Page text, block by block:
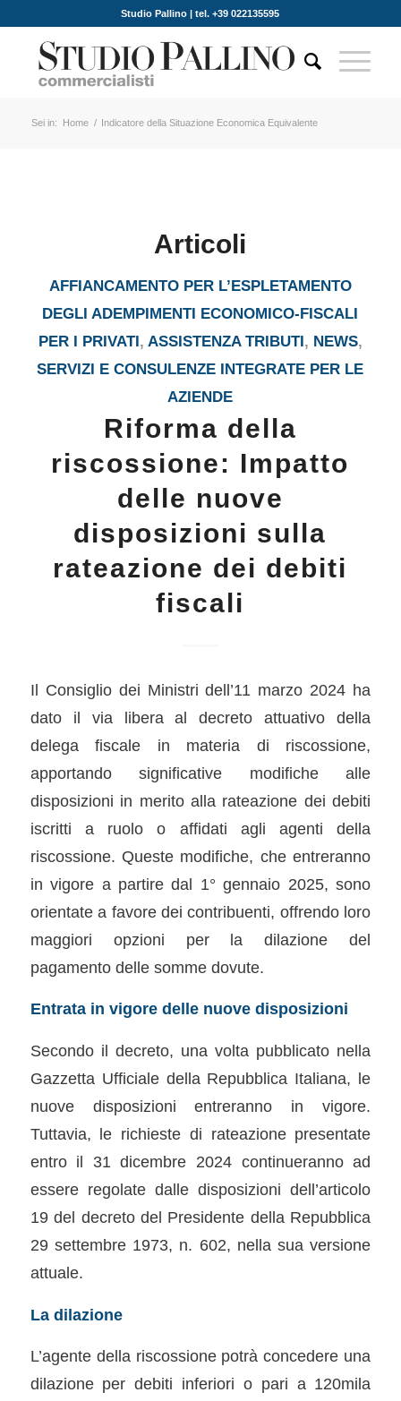
Studio Pallino | tel. +39 022135595
Sei in: Home / Indicatore della Situazione Economica Equivalente
Articoli
AFFIANCAMENTO PER L’ESPLETAMENTO
DEGLI ADEMPIMENTI ECONOMICO-FISCALI
PER I PRIVATI, ASSISTENZA TRIBUTI, NEWS,
SERVIZI E CONSULENZE INTEGRATE PER LE
AZIENDE
Riforma della
riscossione: Impatto
delle nuove
disposizioni sulla
rateazione dei debiti
fiscali
Il Consiglio dei Ministri dell’11 marzo 2024 ha
dato il via libera al decreto attuativo della
delega fiscale in materia di riscossione,
apportando significative modifiche alle
disposizioni in merito alla rateazione dei debiti
iscritti a ruolo o affidati agli agenti della
riscossione. Queste modifiche, che entreranno
in vigore a partire dal 1° gennaio 2025, sono
orientate a favore dei contribuenti, offrendo loro
maggiori opzioni per la dilazione del
pagamento delle somme dovute.
Entrata in vigore delle nuove disposizioni
Secondo il decreto, una volta pubblicato nella
Gazzetta Ufficiale della Repubblica Italiana, le
nuove disposizioni entreranno in vigore.
Tuttavia, le richieste di rateazione presentate
entro il 31 dicembre 2024 continueranno ad
essere regolate dalle disposizioni dell’articolo
19 del decreto del Presidente della Repubblica
29 settembre 1973, n. 602, nella sua versione
attuale.
La dilazione
L’agente della riscossione potrà concedere una
dilazione per debiti inferiori o pari a 120mila